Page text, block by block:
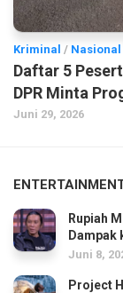
Kriminal / Nasional
Daftar 5
DPR Minta
Juni 29, 2026
Rupiah
Dampak
Juni 8,
Project